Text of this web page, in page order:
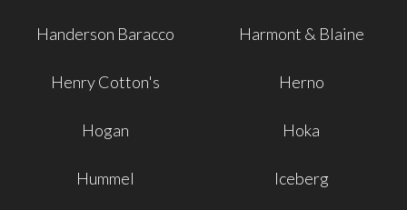
Handerson Baracco Harmont & Blaine
Henry Cotton's Herno
Hogan Hoka
Hummel Iceberg